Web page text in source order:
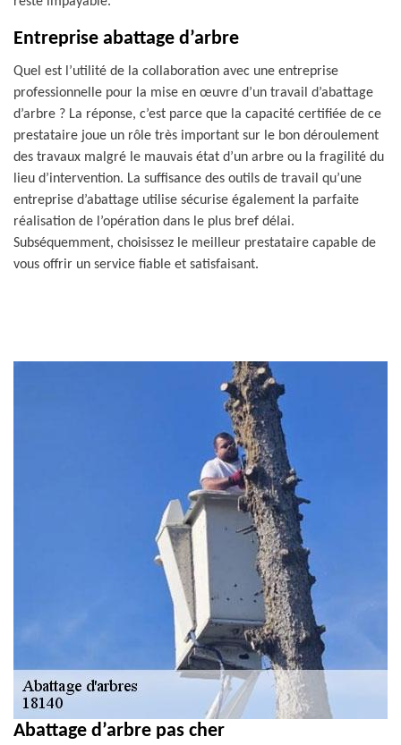
Entreprise abattage d’arbre
Quel est l’utilité de la collaboration avec une entreprise
professionnelle pour la mise en œuvre d’un travail d’abattage
d’arbre ? La réponse, c’est parce que la capacité certifiée de ce
prestataire joue un rôle très important sur le bon déroulement
des travaux malgré le mauvais état d’un arbre ou la fragilité du
lieu d’intervention. La suffisance des outils de travail qu’une
entreprise d’abattage utilise sécurise également la parfaite
réalisation de l’opération dans le plus bref délai.
Subséquemment, choisissez le meilleur prestataire capable de
vous offrir un service fiable et satisfaisant.
Abattage d’arbre pas cher